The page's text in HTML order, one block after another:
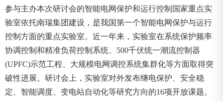
参与主办本次研讨会的智能电网保护和运行控制国家重点实
验室依托南瑞集团建设，是我国第一个智能电网保护与运行
控制方面的重点实验室。近一年来，实验室在系统保护频率
协调控制和精准负荷控制系统、500千伏统一潮流控制器
(UPFC)示范工程、大规模电网调控系统集群化等方面取得突
破性进展。研讨会上，实验室对外发布继电保护、安全稳
定、智能调度、变电站自动化等研究方向的16项开放课题。